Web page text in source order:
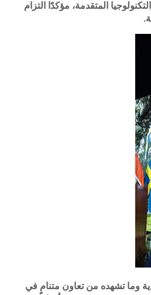
المتقدمة، مؤكدًا التزام
وما تشهده من تعاون متنامٍ في